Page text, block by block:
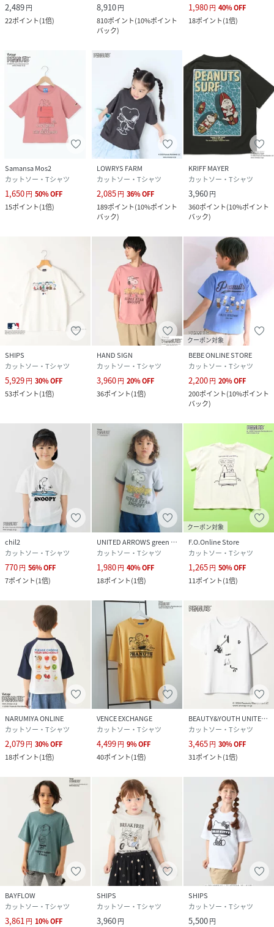
2,489円
22ポイント(1倍)
8,910円
810ポイント(10%ポイント
バック)
1,980円 40%OFF
18ポイント(1倍)
Samansa Mos2
カットソー・Tシャツ
1,650円 50%OFF
15ポイント(1倍)
LOWRYS FARM
カットソー・Tシャツ
2,085円 36%OFF
189ポイント(10%ポイント
バック)
KRIFF MAYER
カットソー・Tシャツ
3,960円
360ポイント(10%ポイント
バック)
SHIPS
カットソー・Tシャツ
5,929円 30%OFF
53ポイント(1倍)
HAND SIGN
カットソー・Tシャツ
3,960円 20%OFF
36ポイント(1倍)
クーポン対象
BEBE ONLINE STORE
カットソー・Tシャツ
2,200円 20%OFF
200ポイント(10%ポイント
バック)
chil2
カットソー・Tシャツ
770円 56%OFF
7ポイント(1倍)
UNITED ARROWS green label relaxing
カットソー・Tシャツ
1,980円 40%OFF
18ポイント(1倍)
クーポン対象
F.O.Online Store
カットソー・Tシャツ
1,265円 50%OFF
11ポイント(1倍)
NARUMIYA ONLINE
カットソー・Tシャツ
2,079円 30%OFF
18ポイント(1倍)
VENCE EXCHANGE
カットソー・Tシャツ
4,499円 9%OFF
40ポイント(1倍)
BEAUTY&YOUTH UNITED ARROWS
カットソー・Tシャツ
3,465円 30%OFF
31ポイント(1倍)
BAYFLOW
カットソー・Tシャツ
3,861 円 10%OFF
SHIPS
カットソー・Tシャツ
3,960円
SHIPS
カットソー・Tシャツ
5,500円